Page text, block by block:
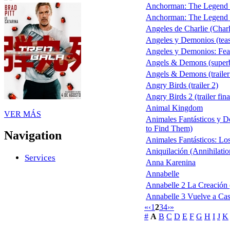
VER MÁS
Navigation
Services
Anchorman: The Legend
Anchorman: The Legend
Angeles de Charlie
Angeles y Demonios
Angeles y Demonios:
Angels & Demons
Angels & Demons
Angry Birds (trailer 2)
Angry Birds 2 (trailer
Animal Kingdom
Animales Fantásticos y
to Find Them)
Animales Fantásticos:
Aniquilación
Anna Karenina
Annabelle
Annabelle 2 La
Annabelle 3 Vuelve a
«‹1234›»
# A B C D E F G H I J K